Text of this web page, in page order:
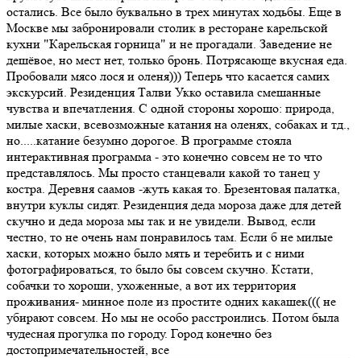
остались. Все было буквально в трех минутах ходьбы. Еще в
Москве мы забронировали столик в ресторане карельской
кухни "Карельская горница" и не прогадали. Заведение не
дешёвое, но мест нет, только бронь. Потрясающе вкусная еда.
Пробовали мясо лося и оленя))) Теперь что касается самих
экскурсий. Резиденция Талви Укко оставила смешанные
чувства и впечатления. С одной стороны хорошо: природа,
милые хаски, всевозможные катания на оленях, собаках и тд.,
но.....катание безумно дорогое. В программе стояла
интерактивная программа - это конечно совсем не то что
представлялось. Мы просто станцевали какой то танец у
костра. Деревня саамов -жуть какая то. Брезентовая палатка,
внутри куклы сидят. Резиденция деда мороза даже для детей
скучно и деда мороза мы так и не увидели. Вывод, если
честно, то не очень нам понравилось там. Если б не милые
хаски, которых можно было мять и теребить и с ними
фотографироваться, то было бы совсем скучно. Кстати,
собачки то хороши, ухоженные, а вот их территория
проживания- минное поле из простите одних какашек((( не
убирают совсем. Но мы не особо расстроились. Потом была
чудесная прогулка по городу. Город конечно без
достопримечательностей, все